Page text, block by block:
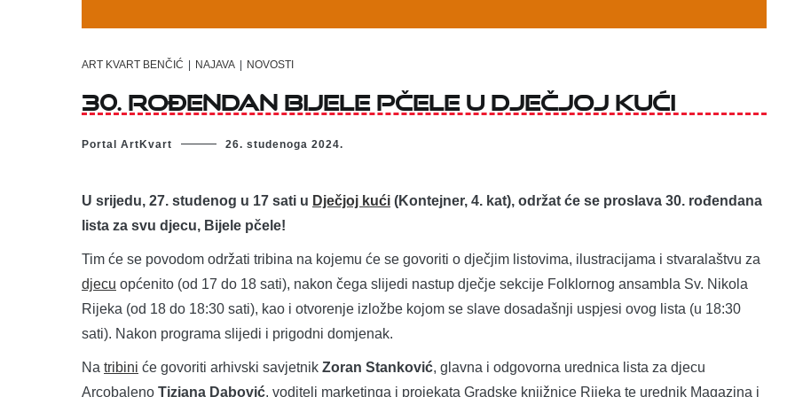
ART KVART BENČIĆ NAJAVA NOVOSTI
30. rođendan Bijele pčele u Dječjoj kući
Portal ArtKvart 26. studenoga 2024.
U srijedu, 27. studenog u 17 sati u Dječjoj kući (Kontejner, 4. kat), održat će se proslava 30. rođendana
lista za svu djecu, Bijele pčele!
Tim će se povodom održati tribina na kojemu će se govoriti o dječjim listovima, ilustracijama i stvaralaštvu za
djecu općenito (od 17 do 18 sati), nakon čega slijedi nastup dječje sekcije Folklornog ansambla Sv. Nikola
Rijeka (od 18 do 18:30 sati), kao i otvorenje izložbe kojom se slave dosadašnji uspjesi ovog lista (u 18:30
sati). Nakon programa slijedi i prigodni domjenak.
Na tribini će govoriti arhivski savjetnik Zoran Stanković, glavna i odgovorna urednica lista za djecu
Arcobaleno Tiziana Dabović, voditelj marketinga i projekata Gradske knjižnice Rijeka te urednik Magazina i